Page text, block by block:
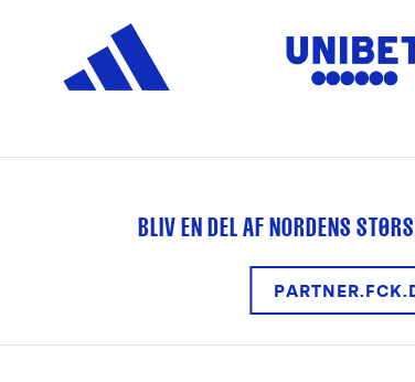
BLIV EN DEL AF NORDENS